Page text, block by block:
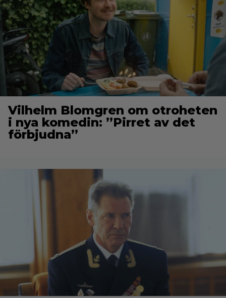
Vilhelm Blomgren om otroheten
i nya komedin: ”Pirret av det
förbjudna”